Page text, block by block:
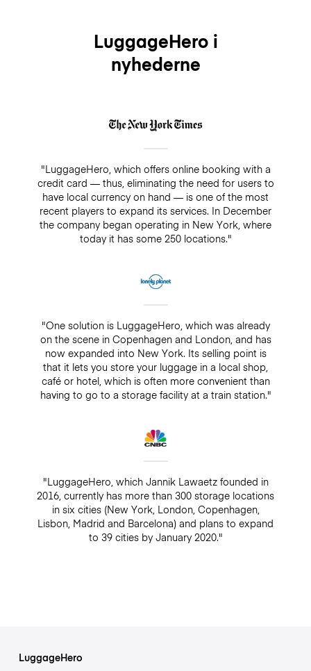
LuggageHero i
nyhederne
"LuggageHero, which offers online booking with a
credit card — thus, eliminating the need for users to
have local currency on hand — is one of the most
recent players to expand its services. In December
the company began operating in New York, where
today it has some 250 locations."
"One solution is LuggageHero, which was already
on the scene in Copenhagen and London, and has
now expanded into New York. Its selling point is
that it lets you store your luggage in a local shop,
café or hotel, which is often more convenient than
having to go to a storage facility at a train station."
"LuggageHero, which Jannik Lawaetz founded in
2016, currently has more than 300 storage locations
in six cities (New York, London, Copenhagen,
Lisbon, Madrid and Barcelona) and plans to expand
to 39 cities by January 2020."
LuggageHero